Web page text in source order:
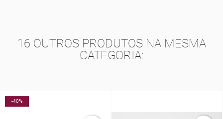
16 OUTROS PRODUTOS NA MESMA
CATEGORIA:
-40%